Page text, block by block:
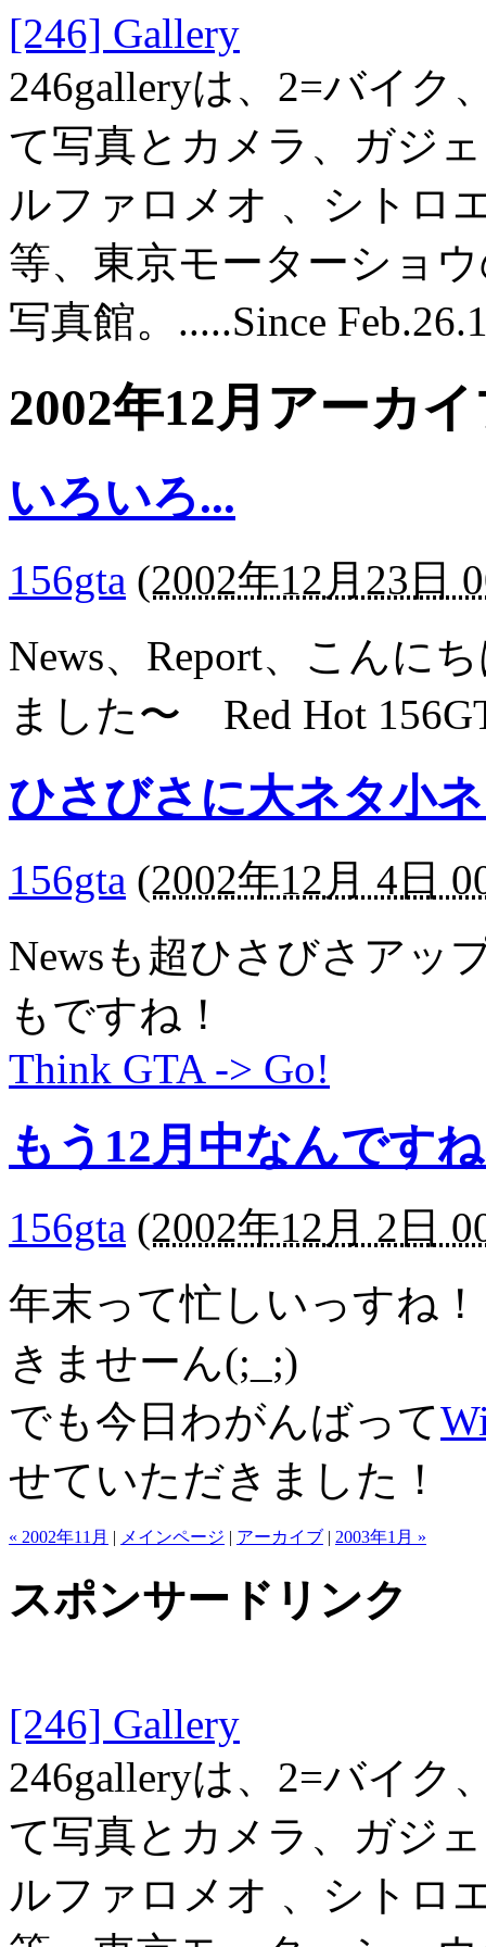
[246] Gallery
246galleryは、2=バイク
て写真とカメラ、ガジ
ルファロメオ 、シトロ
等、東京モーターショ
写真館。.....Since
2002年12月アーカ
いろいろ...
156gta (2002年12月23日
News、Report、こんに
ました〜 Red Hot
ひさびさに大ネタ小
156gta (2002年12月 4日
Newsも超ひさびさアッ
もですね！
Think GTA -> Go!
もう12月中なんです
156gta (2002年12月 2日
年末って忙しいっすね
きませーん(;_;)
でも今日わがんばって
せていただきました！
« 2002年11月 | メインページ | アーカイブ | 2003年1月 »
スポンサードリンク
[246] Gallery
246galleryは、2=バイク
て写真とカメラ、ガジ
ルファロメオ 、シトロ